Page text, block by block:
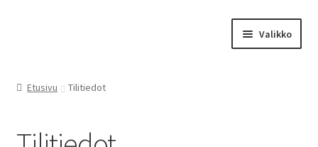
Valikko
Ehdot
Etusivu Tilitiedot